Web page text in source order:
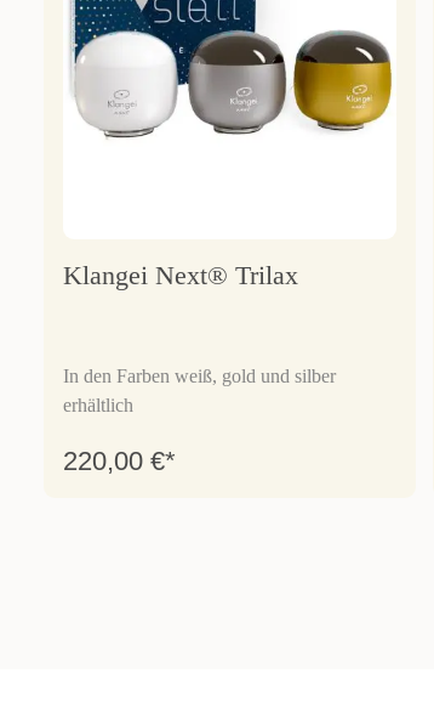
Klangei Next® Trilax
In den Farben weiß, gold und silber
erhältlich
220,00 €*